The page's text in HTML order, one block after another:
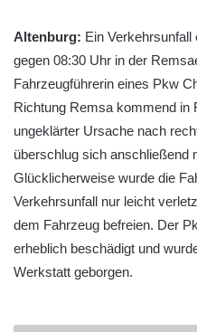
Altenburg: Ein
gegen 08:30 Uhr in der
Fahrzeugführerin eines Pkw
Richtung Remsa kommend in
ungeklärter Ursache nach
überschlug sich anschließend
Glücklicherweise wurde die
Verkehrsunfall nur leicht
dem Fahrzeug befreien. Der
erheblich beschädigt und
Werkstatt geborgen.